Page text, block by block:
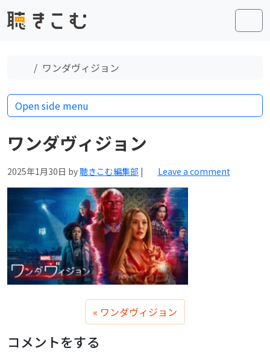
Home
ワンダヴィジョン
ワンダヴィジョン
2025年1月30日 by聴きこむ編集部 | Leave a comment
ワンダヴィジョン
コメントをする
Open side menu